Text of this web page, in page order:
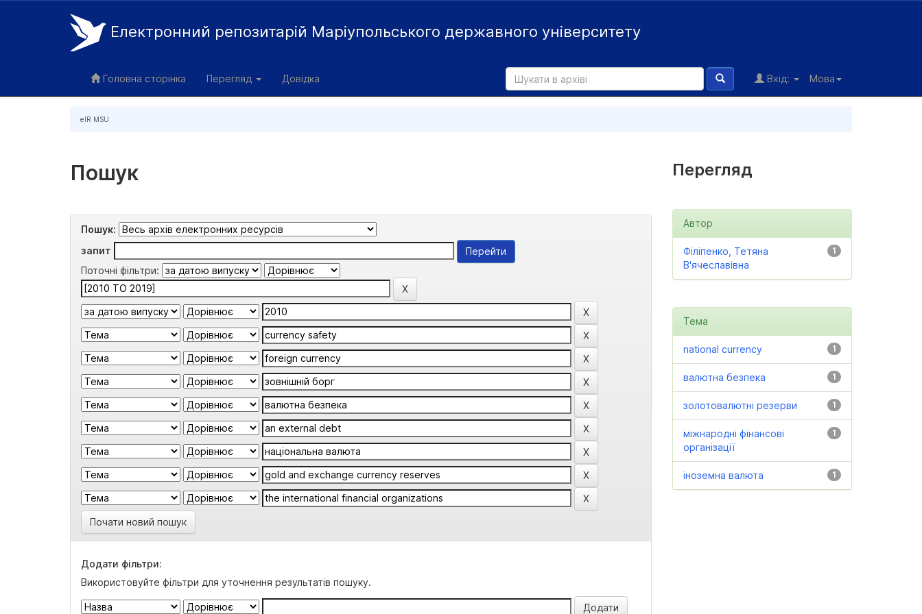
Електронний репозитарій Маріупольського державного університету
Головна сторінка Перегляд Довідка Мова
Вхід:
eIR MSU
Пошук
Пошук:
запит
Поточні фільтри:
Почати новий пошук
Додати фільтри:
Використовуйте фільтри для уточнення результатів пошуку.
Перегляд
Автор
1
Філіпенко, Тетяна
В'ячеславівна
Тема
1
national currency
1
валютна безпека
1
золотовалютні резерви
1
міжнародні фінансові
організації
1
іноземна валюта